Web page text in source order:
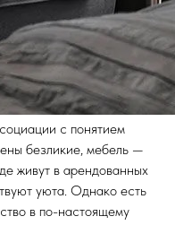
с понятием
безликие, мебель —
живут в арендованных
уюта. Однако есть
в по-настоящему